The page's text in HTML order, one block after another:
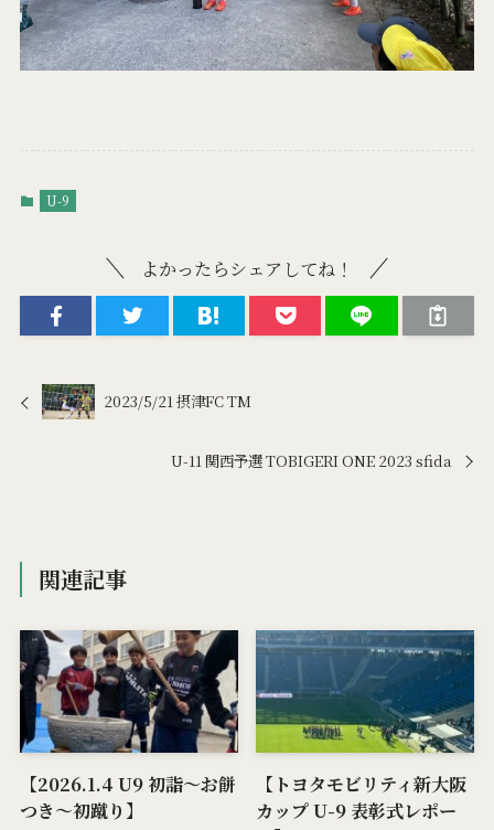
U-9
よかったらシェアしてね！
2023/5/21 摂津FC TM
U-11 関西予選 TOBIGERI ONE 2023 sfida
関連記事
【2026.1.4 U9 初詣～お餅
つき～初蹴り】
【トヨタモビリティ新大阪
カップ U-9 表彰式レポー